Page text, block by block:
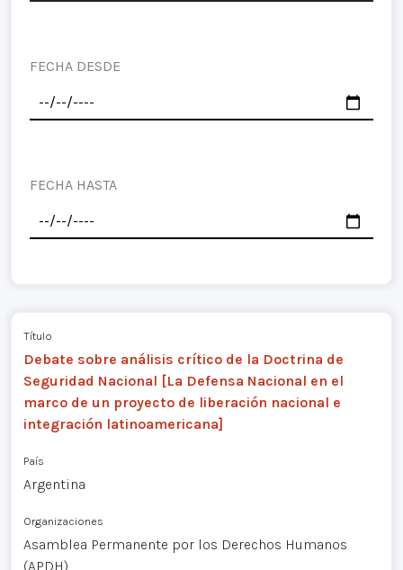
FECHA DESDE
FECHA HASTA
Título
Debate sobre análisis crítico de la Doctrina de
Seguridad Nacional [La Defensa Nacional en el
marco de un proyecto de liberación nacional e
integración latinoamericana]
País
Argentina
Organizaciones
Asamblea Permanente por los Derechos Humanos
(APDH)